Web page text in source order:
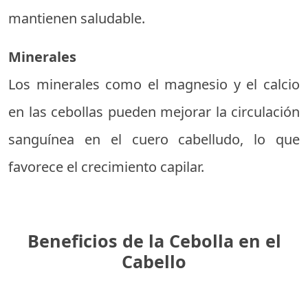
mantienen saludable.
Minerales
Los minerales como el magnesio y el calcio
en las cebollas pueden mejorar la circulación
sanguínea en el cuero cabelludo, lo que
favorece el crecimiento capilar.
Beneficios de la Cebolla en el
Cabello